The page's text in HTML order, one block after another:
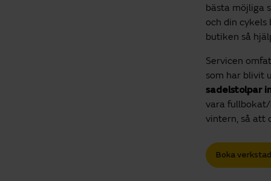
bästa möjliga
och din cykels
butiken så
Servicen
som har blivit
sadelstolpar
vara
vintern, så att
Boka